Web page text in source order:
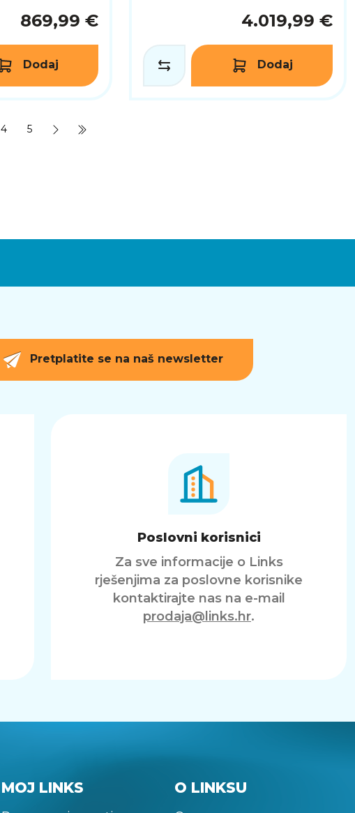
869,99 €
Dodaj
4.019,99 €
Dodaj
4 5
Pretplatite se na naš newsletter
Poslovni korisnici
Za sve informacije o Links
rješenjima za poslovne korisnike
kontaktirajte nas na e-mail
prodaja@links.hr.
MOJ LINKS O LINKSU